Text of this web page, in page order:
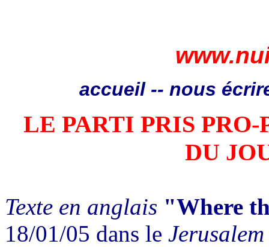
accueil -- nous
LE PARTI PRIS PRO-
DU
Texte en anglais "Where
18/01/05 dans le